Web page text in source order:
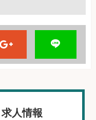
求人情報